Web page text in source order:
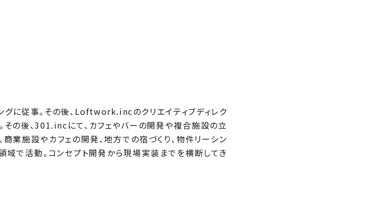
に従事。その後、Loftwork.incのクリエイティブディレク
その後、301.incにて、カフェやバーの開発や複合施設の立
業施設やカフェの開発、地方での宿づくり、物件リーシン
領域で活動。コンセプト開発から現場実装までを横断してき